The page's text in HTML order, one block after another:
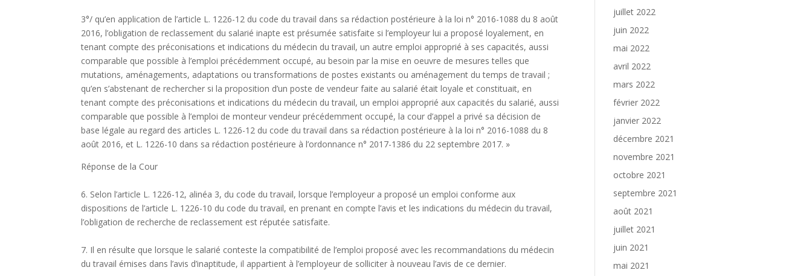
3°/ qu’en application de l’article L. 1226-12 du code du travail dans sa rédaction postérieure à la loi n° 2016-1088 du 8 août
2016, l’obligation de reclassement du salarié inapte est présumée satisfaite si l’employeur lui a proposé loyalement, en
tenant compte des préconisations et indications du médecin du travail, un autre emploi approprié à ses capacités, aussi
comparable que possible à l’emploi précédemment occupé, au besoin par la mise en oeuvre de mesures telles que
mutations, aménagements, adaptations ou transformations de postes existants ou aménagement du temps de travail ;
qu’en s’abstenant de rechercher si la proposition d’un poste de vendeur faite au salarié était loyale et constituait, en
tenant compte des préconisations et indications du médecin du travail, un emploi approprié aux capacités du salarié, aussi
comparable que possible à l’emploi de monteur vendeur précédemment occupé, la cour d’appel a privé sa décision de
base légale au regard des articles L. 1226-12 du code du travail dans sa rédaction postérieure à la loi n° 2016-1088 du 8
août 2016, et L. 1226-10 dans sa rédaction postérieure à l’ordonnance n° 2017-1386 du 22 septembre 2017. »
Réponse de la Cour
6. Selon l’article L. 1226-12, alinéa 3, du code du travail, lorsque l’employeur a proposé un emploi conforme aux
dispositions de l’article L. 1226-10 du code du travail, en prenant en compte l’avis et les indications du médecin du travail,
l’obligation de recherche de reclassement est réputée satisfaite.
7. Il en résulte que lorsque le salarié conteste la compatibilité de l’emploi proposé avec les recommandations du médecin
du travail émises dans l’avis d’inaptitude, il appartient à l’employeur de solliciter à nouveau l’avis de ce dernier.
juillet 2022
juin 2022
mai 2022
avril 2022
mars 2022
février 2022
janvier 2022
décembre 2021
novembre 2021
octobre 2021
septembre 2021
août 2021
juillet 2021
juin 2021
mai 2021